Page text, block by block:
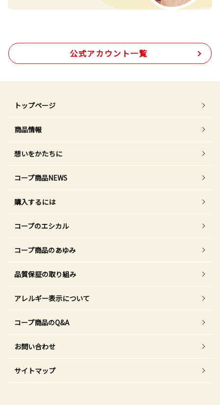
公式アカウント一覧
トップページ
商品情報
想いをかたちに
コープ商品NEWS
購入するには
コープのエシカル
コープ商品のあゆみ
品質保証の取り組み
アレルギー表示について
コープ商品のQ&A
お問い合わせ
サイトマップ